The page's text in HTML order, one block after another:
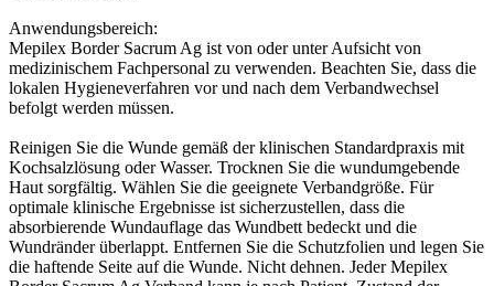
Anwendungsbereich:
Mepilex Border Sacrum Ag ist von oder unter Aufsicht von
medizinischem Fachpersonal zu verwenden. Beachten Sie, dass die
lokalen Hygieneverfahren vor und nach dem Verbandwechsel
befolgt werden müssen.
Reinigen Sie die Wunde gemäß der klinischen Standardpraxis mit
Kochsalzlösung oder Wasser. Trocknen Sie die wundumgebende
Haut sorgfältig. Wählen Sie die geeignete Verbandgröße. Für
optimale klinische Ergebnisse ist sicherzustellen, dass die
absorbierende Wundauflage das Wundbett bedeckt und die
Wundränder überlappt. Entfernen Sie die Schutzfolien und legen Sie
die haftende Seite auf die Wunde. Nicht dehnen. Jeder Mepilex